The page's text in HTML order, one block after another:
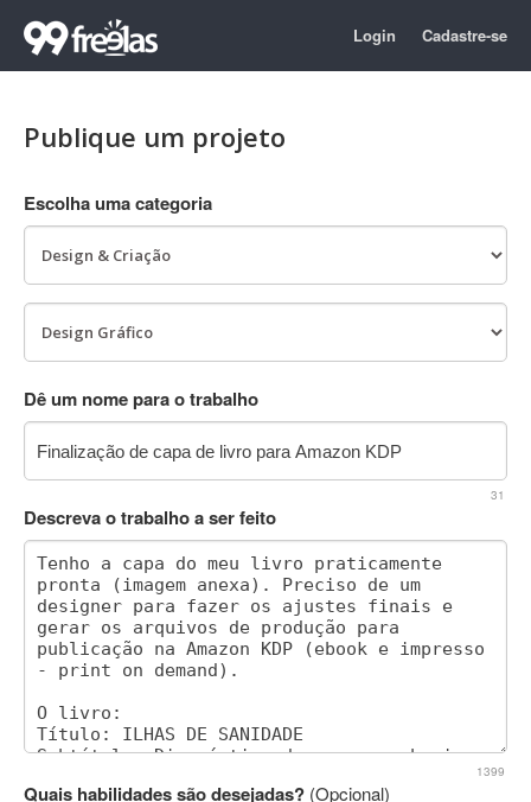
Login Cadastre-se
Publique um projeto
Escolha uma categoria
Dê um nome para o trabalho
31
Descreva o trabalho a ser feito
1399
Quais habilidades são desejadas? (Opcional)